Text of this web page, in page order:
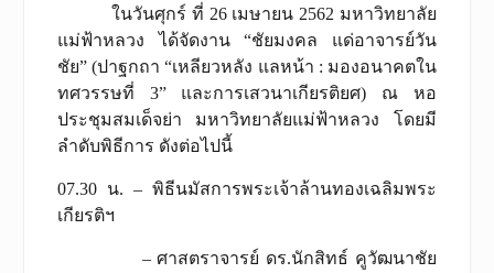
ในวันศุกร์ ที่ 26 เมษายน 2562 มหาวิทยาลัย
แม่ฟ้าหลวง ได้จัดงาน “ชัยมงคล แด่อาจารย์วัน
ชัย” (ปาฐกถา “เหลียวหลัง แลหน้า : มองอนาคตใน
ทศวรรษที่ 3” และการเสวนาเกียรติยศ) ณ หอ
ประชุมสมเด็จย่า มหาวิทยาลัยแม่ฟ้าหลวง โดยมี
ลำดับพิธีการ ดังต่อไปนี้
07.30 น. – พิธีนมัสการพระเจ้าล้านทองเฉลิมพระ
เกียรติฯ
– ศาสตราจารย์ ดร.นักสิทธ์ คูวัฒนาชัย